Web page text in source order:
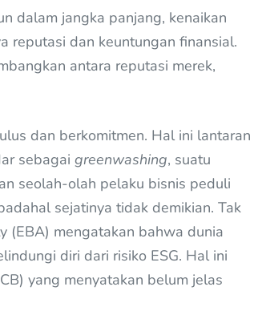
dalam jangka panjang, kenaikan
reputasi dan keuntungan finansial.
antara reputasi merek,
dan berkomitmen. Hal ini lantaran
sebagai greenwashing, suatu
seolah-olah pelaku bisnis peduli
sejatinya tidak demikian. Tak
(EBA) mengatakan bahwa dunia
diri dari risiko ESG. Hal ini
yang menyatakan belum jelas